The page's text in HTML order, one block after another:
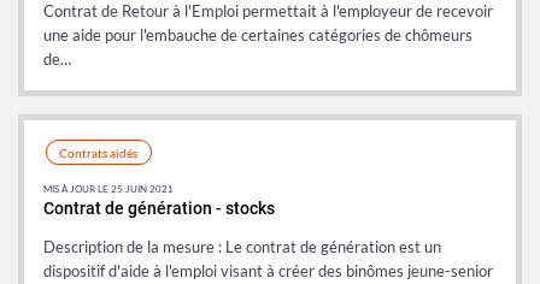
Contrat de Retour à l'Emploi permettait à l'employeur de recevoir
une aide pour l'embauche de certaines catégories de chômeurs
de…
Contrat de génération - stocks
Description de la mesure : Le contrat de génération est un
dispositif d'aide à l'emploi visant à créer des binômes jeune-senior
Contrats aidés
MIS À JOUR LE 25 JUIN 2021